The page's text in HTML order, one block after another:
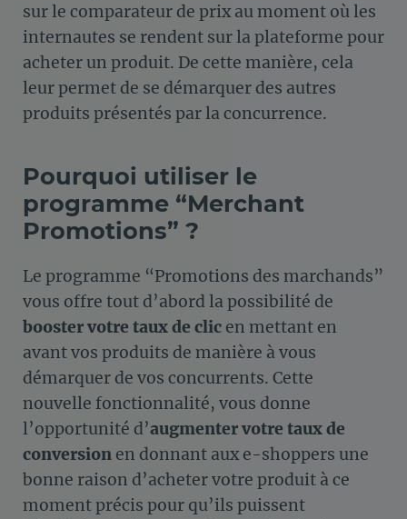
sur le comparateur de prix au moment où les
internautes se rendent sur la plateforme pour
acheter un produit. De cette manière, cela
leur permet de se démarquer des autres
produits présentés par la concurrence.
Pourquoi utiliser le
programme “Merchant
Promotions” ?
Le programme “Promotions des marchands”
vous offre tout d’abord la possibilité de
booster votre taux de clic en mettant en
avant vos produits de manière à vous
démarquer de vos concurrents. Cette
nouvelle fonctionnalité, vous donne
l’opportunité d’augmenter votre taux de
conversion en donnant aux e-shoppers une
bonne raison d’acheter votre produit à ce
moment précis pour qu’ils puissent